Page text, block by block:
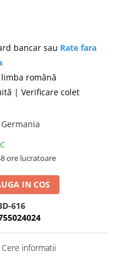
bancar sau Rate fara
română
| Verificare colet
Germania
ore lucratoare
IN COS
616
informatii